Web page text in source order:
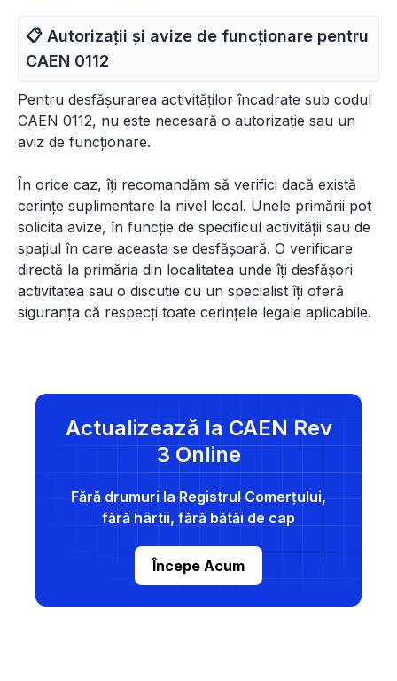
📋 Autorizații și avize de funcționare pentru
CAEN 0112
Pentru desfășurarea activităților încadrate sub codul
CAEN 0112, nu este necesară o autorizație sau un
aviz de funcționare.
În orice caz, îți recomandăm să verifici dacă există
cerințe suplimentare la nivel local. Unele primării pot
solicita avize, în funcție de specificul activității sau de
spațiul în care aceasta se desfășoară. O verificare
directă la primăria din localitatea unde îți desfășori
activitatea sau o discuție cu un specialist îți oferă
siguranța că respecți toate cerințele legale aplicabile.
Actualizează la CAEN Rev
3 Online
Fără drumuri la Registrul Comerțului,
fără hârtii, fără bătăi de cap
Începe Acum